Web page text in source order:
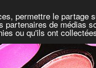
permettre le
de médias
ou qu'ils ont